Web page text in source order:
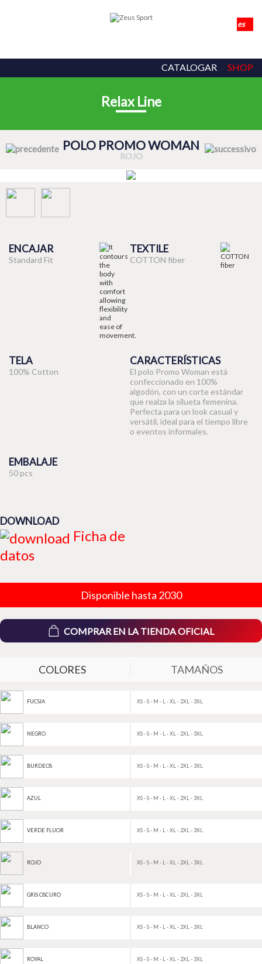
CATALOGAR SHOP
Relax Line
POLO PROMO WOMAN
ROJO
ENCAJAR
Standard Fit
TEXTILE
COTTON fiber
TELA
100% Cotton
CARACTERÍSTICAS
El polo Promo Woman está
confeccionado en 100%
algodón, con un corte estándar
que realza la silueta femenina.
Perfecta para un look casual y
versátil, ideal para el tiempo libre
o eventos informales.
EMBALAJE
50 pcs
DOWNLOAD
Ficha de
datos
Disponible hasta 2030
COMPRAR EN LA TIENDA OFICIAL
COLORES TAMAÑOS
FUCSIA XS - S - M - L - XL - 2XL - 3XL
NEGRO XS - S - M - L - XL - 2XL - 3XL
BURDEOS XS - S - M - L - XL - 2XL - 3XL
AZUL XS - S - M - L - XL - 2XL - 3XL
VERDE FLUOR XS - S - M - L - XL - 2XL - 3XL
ROJO XS - S - M - L - XL - 2XL - 3XL
GRIS OSCURO XS - S - M - L - XL - 2XL - 3XL
BLANCO XS - S - M - L - XL - 2XL - 3XL
ROYAL XS - S - M - L - XL - 2XL - 3XL